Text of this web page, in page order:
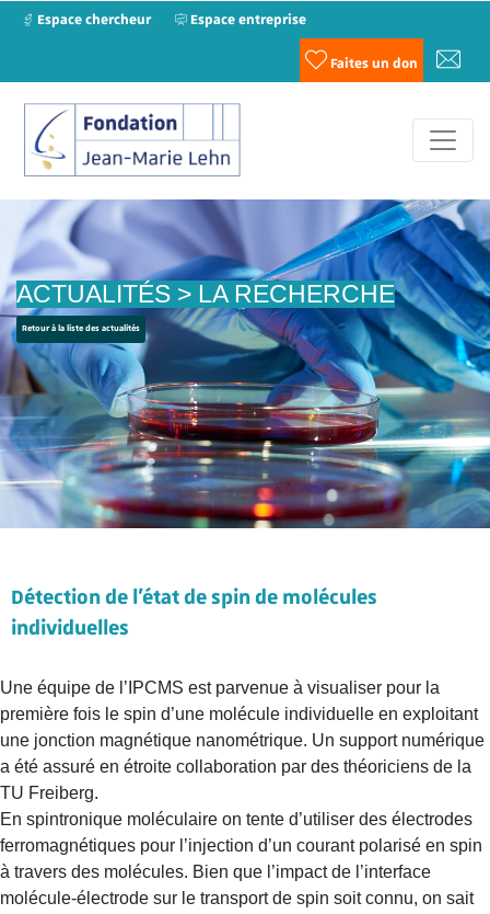
Espace chercheur Espace entreprise
Faites un don
ACTUALITÉS > LA RECHERCHE
Retour à la liste des actualités
Détection de l’état de spin de molécules
individuelles
Une équipe de l’IPCMS est parvenue à visualiser pour la
première fois le spin d’une molécule individuelle en exploitant
une jonction magnétique nanométrique. Un support numérique
a été assuré en étroite collaboration par des théoriciens de la
TU Freiberg.
En spintronique moléculaire on tente d’utiliser des électrodes
ferromagnétiques pour l’injection d’un courant polarisé en spin
à travers des molécules. Bien que l’impact de l’interface
molécule-électrode sur le transport de spin soit connu, on sait